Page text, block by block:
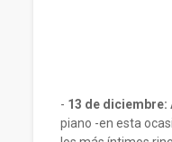
- 13 de diciembre:
piano -en esta